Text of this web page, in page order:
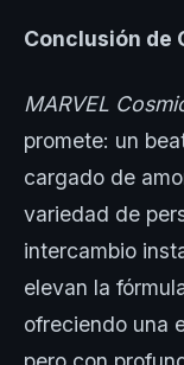
Conclusión de
MARVEL
promete: un
cargado de
variedad de
intercambio
elevan la
ofreciendo una